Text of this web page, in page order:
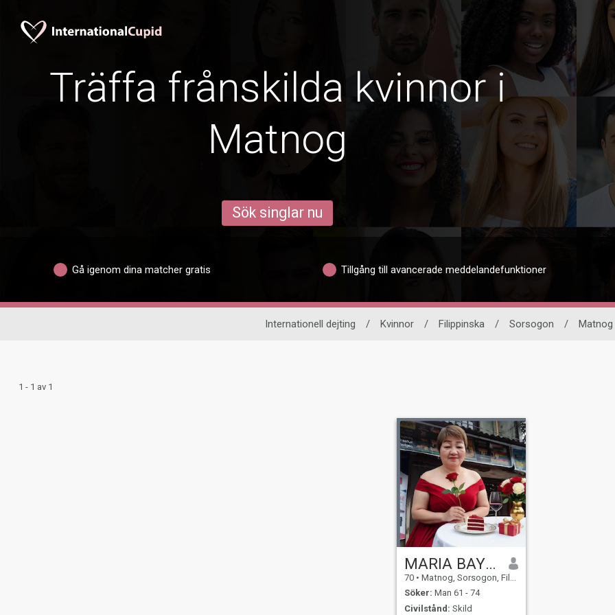
Träffa frånskilda kvinnor i
Matnog
Sök singlar nu
Gå igenom dina matcher gratis Tillgång till avancerade meddelandefunktioner
Internationell dejting / Kvinnor / Filippinska / Sorsogon / Matnog
1 - 1 av 1
MARIA BAYOCA
70 • Matnog, Sorsogon, Filippinerna
Söker: Man 61 - 74
Civilstånd: Skild